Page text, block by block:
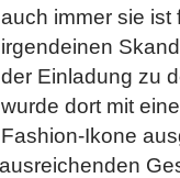
auch immer sie ist
irgendeinen
der Einladung zu
wurde dort mit
Fashion-Ikone